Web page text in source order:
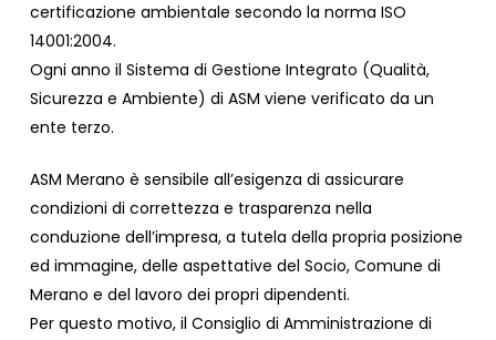
certificazione ambientale secondo la norma ISO
14001:2004.
Ogni anno il Sistema di Gestione Integrato (Qualità,
Sicurezza e Ambiente) di ASM viene verificato da un
ente terzo.
ASM Merano è sensibile all’esigenza di assicurare
condizioni di correttezza e trasparenza nella
conduzione dell’impresa, a tutela della propria posizione
ed immagine, delle aspettative del Socio, Comune di
Merano e del lavoro dei propri dipendenti.
Per questo motivo, il Consiglio di Amministrazione di